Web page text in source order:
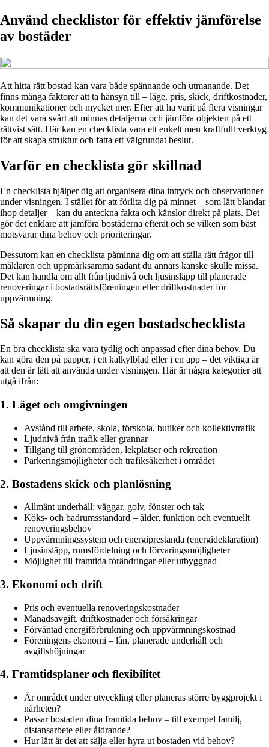
Använd checklistor för effektiv jämförelse
av bostäder
Att hitta rätt bostad kan vara både spännande och utmanande. Det
finns många faktorer att ta hänsyn till – läge, pris, skick, driftkostnader,
kommunikationer och mycket mer. Efter att ha varit på flera visningar
kan det vara svårt att minnas detaljerna och jämföra objekten på ett
rättvist sätt. Här kan en checklista vara ett enkelt men kraftfullt verktyg
för att skapa struktur och fatta ett välgrundat beslut.
Varför en checklista gör skillnad
En checklista hjälper dig att organisera dina intryck och observationer
under visningen. I stället för att förlita dig på minnet – som lätt blandar
ihop detaljer – kan du anteckna fakta och känslor direkt på plats. Det
gör det enklare att jämföra bostäderna efteråt och se vilken som bäst
motsvarar dina behov och prioriteringar.
Dessutom kan en checklista påminna dig om att ställa rätt frågor till
mäklaren och uppmärksamma sådant du annars kanske skulle missa.
Det kan handla om allt från ljudnivå och ljusinsläpp till planerade
renoveringar i bostadsrättsföreningen eller driftkostnader för
uppvärmning.
Så skapar du din egen bostadschecklista
En bra checklista ska vara tydlig och anpassad efter dina behov. Du
kan göra den på papper, i ett kalkylblad eller i en app – det viktiga är
att den är lätt att använda under visningen. Här är några kategorier att
utgå ifrån:
1. Läget och omgivningen
Avstånd till arbete, skola, förskola, butiker och kollektivtrafik
Ljudnivå från trafik eller grannar
Tillgång till grönområden, lekplatser och rekreation
Parkeringsmöjligheter och trafiksäkerhet i området
2. Bostadens skick och planlösning
Allmänt underhåll: väggar, golv, fönster och tak
Köks- och badrumsstandard – ålder, funktion och eventuellt
renoveringsbehov
Uppvärmningssystem och energiprestanda (energideklaration)
Ljusinsläpp, rumsfördelning och förvaringsmöjligheter
Möjlighet till framtida förändringar eller utbyggnad
3. Ekonomi och drift
Pris och eventuella renoveringskostnader
Månadsavgift, driftkostnader och försäkringar
Förväntad energiförbrukning och uppvärmningskostnad
Föreningens ekonomi – lån, planerade underhåll och
avgiftshöjningar
4. Framtidsplaner och flexibilitet
Är området under utveckling eller planeras större byggprojekt i
närheten?
Passar bostaden dina framtida behov – till exempel familj,
distansarbete eller åldrande?
Hur lätt är det att sälja eller hyra ut bostaden vid behov?